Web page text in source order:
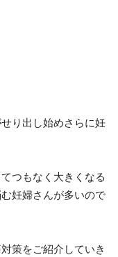
り出し始めさらに妊
つもなく大きくなる
妊婦さんが多いので
策をご紹介していき